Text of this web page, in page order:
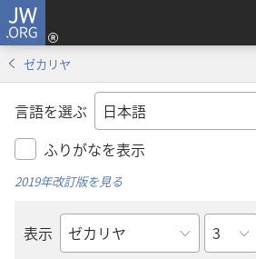
JW.ORG
ゼカリヤ
言語を選ぶ
ふりがなを表示
2019年改訂版を見る
表示
聖
章